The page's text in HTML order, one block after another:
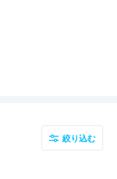
絞り込む